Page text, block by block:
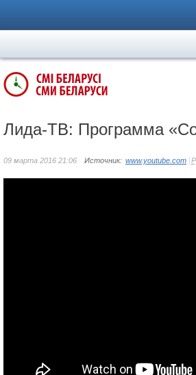
Лида-ТВ: Программа
09 марта 2016 21:06 Источник: www.youtube.com